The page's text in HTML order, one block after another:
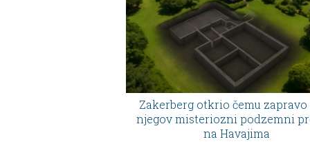
Zakerberg otkrio čemu zapravo
njegov misteriozni podzemni
na Havajima